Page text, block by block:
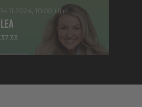
14.11.2024, 10:00 Uhr
LEA
37:33